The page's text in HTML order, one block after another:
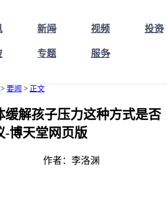
新闻 视频 投资
专题 服务
> 要闻 > 正文
缓解孩子压力这种方式是否
-博天堂网页版
作者： 李洛渊